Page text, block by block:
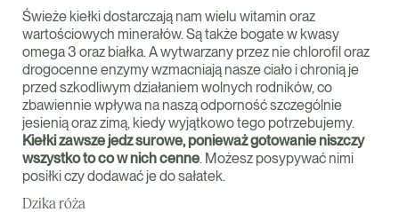
Świeże kiełki dostarczają nam wielu witamin oraz
wartościowych minerałów. Są także bogate w kwasy
omega 3 oraz białka. A wytwarzany przez nie chlorofil oraz
drogocenne enzymy wzmacniają nasze ciało i chronią je
przed szkodliwym działaniem wolnych rodników, co
zbawiennie wpływa na naszą odporność szczególnie
jesienią oraz zimą, kiedy wyjątkowo tego potrzebujemy.
Kiełki zawsze jedz surowe, ponieważ gotowanie niszczy
wszystko to co w nich cenne. Możesz posypywać nimi
posiłki czy dodawać je do sałatek.
Dzika róża